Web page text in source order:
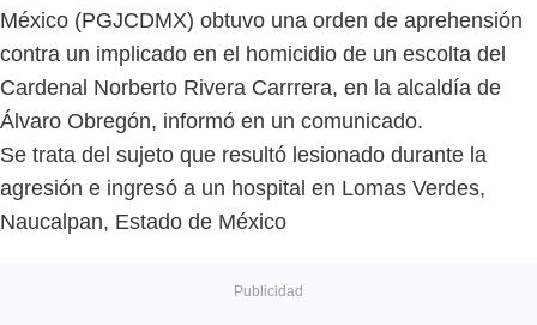
México (PGJCDMX) obtuvo una orden de aprehensión
contra un implicado en el homicidio de un escolta del
Cardenal Norberto Rivera Carrrera, en la alcaldía de
Álvaro Obregón, informó en un comunicado.
Se trata del sujeto que resultó lesionado durante la
agresión e ingresó a un hospital en Lomas Verdes,
Naucalpan, Estado de México